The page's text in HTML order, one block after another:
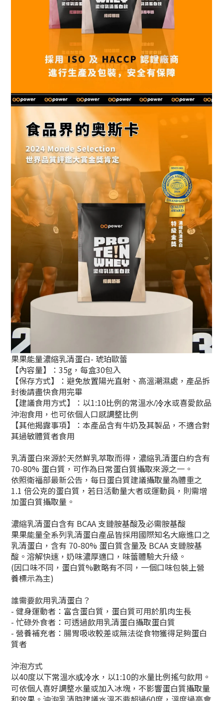
果果能量濃縮乳清蛋白- 琥珀歐蕾
【內容量】：35g，每盒30包入
【保存方式】：避免放置陽光直射、高溫潮濕處，產品拆
封後請盡快食用完畢
【建議食用方式】：以1:10比例的常溫水/冷水或喜愛飲品
沖泡食用，也可依個人口感調整比例
【其他揭露事項】：本產品含有牛奶及其製品，不適合對
其過敏體質者食用
乳清蛋白來源於天然鮮乳萃取而得，濃縮乳清蛋白約含有
70-80% 蛋白質，可作為日常蛋白質攝取來源之一。
依照衛福部最新公告，每日蛋白質建議攝取量為體重之
1.1 倍公克的蛋白質，若日活動量大者或運動員，則需增
加蛋白質攝取量。
濃縮乳清蛋白含有 BCAA 支鏈胺基酸及必需胺基酸
果果能量全系列乳清蛋白產品皆採用國際知名大廠進口之
乳清蛋白，含有 70-80% 蛋白質含量及 BCAA 支鏈胺基
酸。溶解快速，奶味濃厚適口，味蕾體驗大升級。
(因口味不同，蛋白質%數略有不同，一個口味包裝上營
養標示為主)
誰需要飲用乳清蛋白？
- 健身運動者：富含蛋白質，蛋白質可用於肌肉生長
- 忙碌外食者：可透過飲用乳清蛋白攝取蛋白質
- 營養補充者：腸胃吸收較差或無法從食物獲得足夠蛋白
質者
沖泡方式
以40度以下常溫水或冷水 ，以1:10的水量比例搖勻飲用。
可依個人喜好調整水量或加入冰塊，不影響蛋白質攝取量